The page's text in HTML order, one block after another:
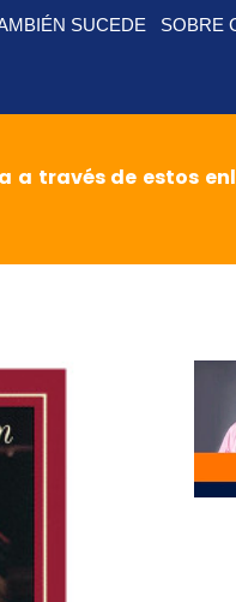
SUCEDE SOBRE
a través de estos